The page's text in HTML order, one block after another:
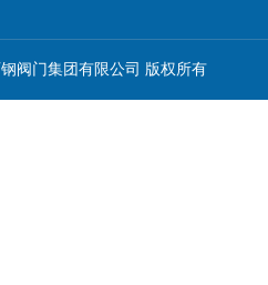
阀门集团有限公司 版权所有